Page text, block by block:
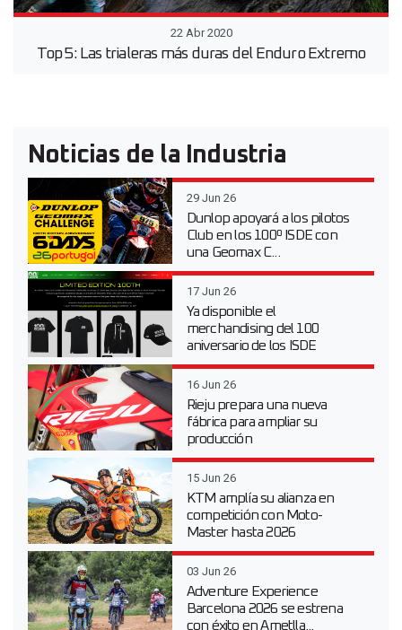
22 Abr 2020
Top 5: Las trialeras más duras del Enduro Extremo
Noticias de la Industria
29 Jun 26
Dunlop apoyará a los pilotos
Club en los 100º ISDE con
una Geomax C...
17 Jun 26
Ya disponible el
merchandising del 100
aniversario de los ISDE
16 Jun 26
Rieju prepara una nueva
fábrica para ampliar su
producción
15 Jun 26
KTM amplía su alianza en
competición con Moto-
Master hasta 2026
03 Jun 26
Adventure Experience
Barcelona 2026 se estrena
con éxito en Ametlla...